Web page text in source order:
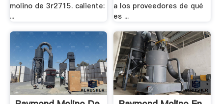
molino de 3r2715. caliente:
...
a los proveedores de qué
es ...